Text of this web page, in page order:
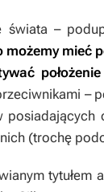
–
możemy mieć
–
(trochę
tytułem